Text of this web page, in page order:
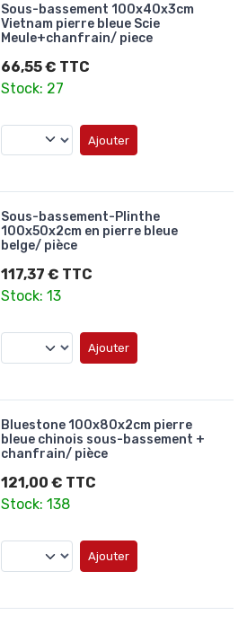
Sous-bassement 100x40x3cm
Vietnam pierre bleue Scie
Meule+chanfrain/ piece
66,55 € TTC
Stock: 27
Ajouter
Sous-bassement-Plinthe
100x50x2cm en pierre bleue
belge/ pièce
117,37 € TTC
Stock: 13
Ajouter
Bluestone 100x80x2cm pierre
bleue chinois sous-bassement +
chanfrain/ pièce
121,00 € TTC
Stock: 138
Ajouter